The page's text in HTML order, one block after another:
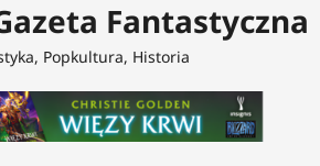
Fantastyczna
Popkultura, Historia